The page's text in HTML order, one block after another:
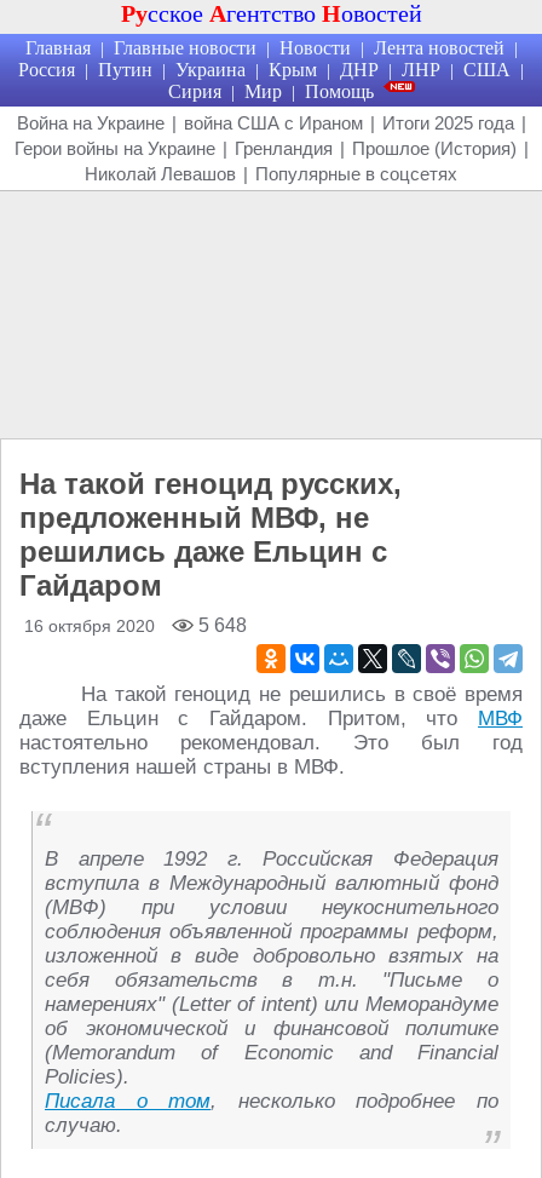
Русское Агентство Новостей
Главная | Главные новости | Новости | Лента новостей |
Россия | Путин | Украина | Крым | ДНР | ЛНР | США |
Сирия | Мир | Помощь
Война на Украине | война США с Ираном | Итоги 2025 года |
Герои войны на Украине | Гренландия | Прошлое (История) |
Николай Левашов | Популярные в соцсетях
На такой геноцид русских,
предложенный МВФ, не
решились даже Ельцин с
Гайдаром
16 октября 2020 5 648
На такой геноцид не решились в своё время
даже Ельцин с Гайдаром. Притом, что МВФ
настоятельно рекомендовал. Это был год
вступления нашей страны в МВФ.
В апреле 1992 г. Российская Федерация
вступила в Международный валютный фонд
(МВФ) при условии неукоснительного
соблюдения объявленной программы реформ,
изложенной в виде добровольно взятых на
себя обязательств в т.н. "Письме о
намерениях" (Letter of intent) или Меморандуме
об экономической и финансовой политике
(Memorandum of Economic and Financial
Policies).
Писала о том, несколько подробнее по
случаю.